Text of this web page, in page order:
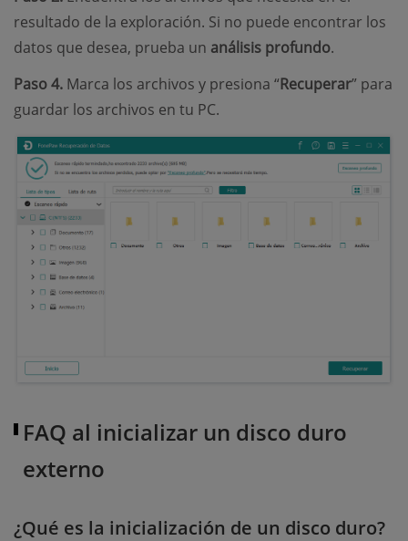
resultado de la exploración. Si no puede encontrar los
datos que desea, prueba un análisis profundo.
Paso 4. Marca los archivos y presiona “Recuperar” para
guardar los archivos en tu PC.
FAQ al inicializar un disco duro
externo
¿Qué es la inicialización de un disco duro?